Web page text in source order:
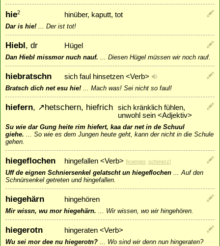
hie2 hinüber, kaputt, tot
Dar is hie! Der ist tot!
Hiebl, dr Hügel
Dan Hiebl missmor nuch nauf. Diesen Hügel müssen wir noch rauf.
hiebratschn sich faul hinsetzen <Verb>
Bratsch dich net esu hie! Mach was! Sei nicht so faul!
hiefern, ↗hetschern, hiefrich
sich kränklich fühlen,
unwohl sein <Adjektiv>
Su wie dar Gung heite rim hiefert, kaa dar net in de Schuul
giehe.
So wie es dem Jungen heute geht, kann der nicht in die Schule
gehen.
hiegeflochen hingefallen <Verb> [koerper, schmerz]
Uff de eignen Schniersenkel gelatscht un hiegeflochen
Auf den
Schnürsenkel getreten und hingefallen.
hiegehärn hingehören
Mir wissn, wu mor hiegehärn. Wir wissen, wo wir hingehören.
hiegerotn hingeraten <Verb>
Wu sei mor dee nu hiegerotn? Wo sind wir denn nun hingeraten?